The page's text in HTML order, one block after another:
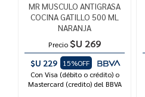
MR MUSCULO ANTIGRASA
COCINA GATILLO 500 ML
NARANJA
Precio $U 269
$U 229
15%OFF
Con Visa (débito o crédito) o
Mastercard (credito) del BBVA